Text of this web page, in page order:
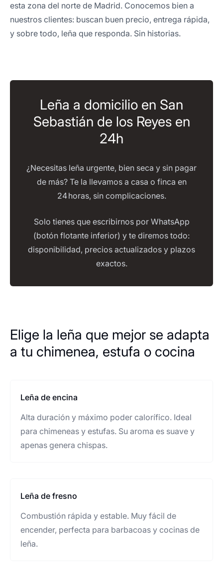
esta zona del norte de Madrid. Conocemos bien a
nuestros clientes: buscan buen precio, entrega rápida,
y sobre todo, leña que responda. Sin historias.
Leña a domicilio en San
Sebastián de los Reyes en
24h
¿Necesitas leña urgente, bien seca y sin pagar
de más? Te la llevamos a casa o finca en
24 horas, sin complicaciones.
Solo tienes que escribirnos por WhatsApp
(botón flotante inferior) y te diremos todo:
disponibilidad, precios actualizados y plazos
exactos.
Elige la leña que mejor se adapta
a tu chimenea, estufa o cocina
Leña de encina
Alta duración y máximo poder calorífico. Ideal
para chimeneas y estufas. Su aroma es suave y
apenas genera chispas.
Leña de fresno
Combustión rápida y estable. Muy fácil de
encender, perfecta para barbacoas y cocinas de
leña.